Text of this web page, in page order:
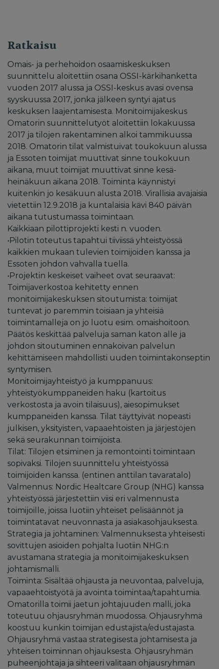
Ratkaisu
Omais- ja perhehoidon osaamiskeskuksen
suunnittelu aloitettiin osana OSSI-kärkihanketta
vuoden 2017 alussa ja OSSI-keskus avasi ovensa
syyskuussa 2017, jonka jälkeen syntyi ajatus
keskuksen laajentamisesta. Monitoimijakeskus
Omatorin suunnittelutyöt aloitettiin lokakuussa
2017 ja tilojen rakentaminen alkoi tammikuussa
2018. Omatorin tilat valmistuivat toukokuun alussa
ja Essoten toimijat muuttivat sinne toukokuun
aikana, muut toimijat muuttivat sinne kesä-
heinäkuun aikana 2018. Toiminta käynnistyi
kuitenkin jo kesäkuun alusta 2018. Virallisia avajaisia
vietettiin 12.9.2018 ja kuntalaisia kävi 840 päivän
aikana tutustumassa toimintaan.
Kaikkiaan pilottiprojekti kesti n. vuoden.
•Pilotin toteutus tapahtui tiiviissä yhteistyössä
kaikkien mukaan tulevien toimijoiden kanssa ja
Essoten johdon vahvalla tuella.
•Projektin keskeiset vaiheet ovat seuraavat:
Toimijaverkostoa kehitetty ennen
monitoimijakeskuksen sitoutumista: toimijat
tuntevat jo paremmin toisiaan ja yhteisiä
toimintamalleja on jo luotu esim. omaishoitoon.
Päätös keskittää palveluja saman katon alle ja
johdon sitoutuminen ennakoivan palvelun
kehittämiseen mahdollisti uuden toimintakonseptin
syntymisen.
Monitoimijayhteistyö ja kumppanuus:
yhteistyökumppaneiden haku (kartoitus
verkostosta ja avoin tilaisuus), aiesopimukset
kumppaneiden kanssa. Tilat täyttyivät nopeasti
julkisen, yksityisten, vapaaehtoisten ja järjestöjen
sekä seurakunnan toimijoista.
Tilat: Tilojen etsiminen ja remontointi toimintaan
sopivaksi. Tilojen suunnittelu yhteistyössä
toimijoiden kanssa. (entinen anttilan tavaratalo)
Valmennus: Nordic Healtcare Group (NHG) kanssa
yhteistyössä järjestettiin viisi eri valmennusta
toimijoille, joissa luotiin yhteiset pelisäännöt ja
toimintatavat neuvonnasta ja asiakasohjauksesta.
Strategia ja johtaminen: Valmennuksesta yhteisesti
sovittujen asioiden pohjalta luotiin NHG:n
avustamana strategia ja monitoimijakeskuksen
johtamismalli.
Toiminta: Sisältää ohjausta ja neuvontaa, palveluja,
vapaaehtoistyötä ja avointa toimintaa/tapahtumia.
Omatorilla toimii jaetun johtajuuden malli, joka
toteutuu ohjausryhmän muodossa. Ohjausryhmä
koostuu kunkin toimijan edustajista/edustajasta.
Ohjausryhmä vastaa strategisesta johtamisesta ja
yhteisen toiminnan ohjauksesta. Ohjausryhmän
puheenjohtaja ja sihteeri valitaan ohjausryhmän